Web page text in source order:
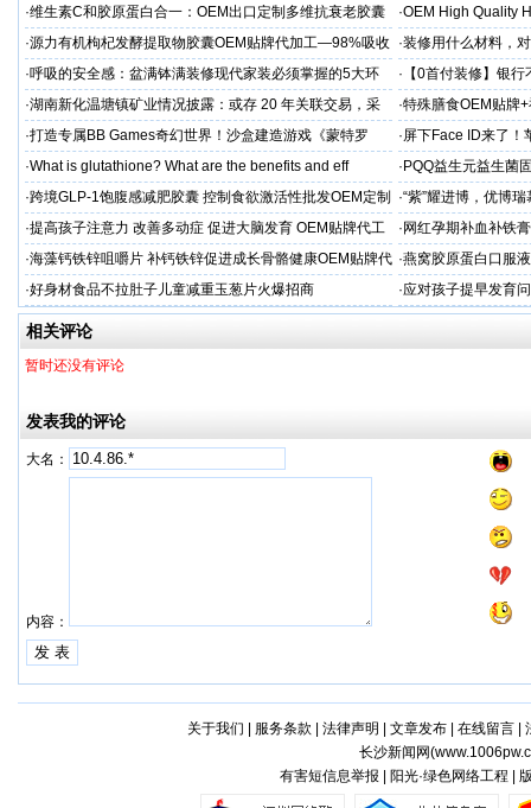
·维生素C和胶原蛋白合一：OEM出口定制多维抗衰老胶囊 ·OEM High Quality
·源力有机枸杞发酵提取物胶囊OEM贴牌代加工—98%吸收
率 免疫燃料
·装修用什么材料，
·呼吸的安全感：盆满钵满装修现代家装必须掌握的5大环
保准则
· 【0首付装修】银
贷，月供少还30%！
·湖南新化温塘镇矿业情况披露：或存 20 年关联交易，采
矿收益达 5.3 亿
·特殊膳食OEM贴牌
工厂家
·打造专属BB Games奇幻世界！沙盒建造游戏《蒙特罗
纳》带你走进小小世界
·屏下Face ID来了！
新潮流
·What is glutathione? What are the benefits and eff · PQQ益生元益生菌
粉贴牌代加工
·跨境GLP-1饱腹感减肥胶囊 控制食欲激活性批发OEM定制 ·“紫”耀进博，优博
·提高孩子注意力 改善多动症 促进大脑发育 OEM贴牌代工 · 网红孕期补血补铁
经验
·海藻钙铁锌咀嚼片 补钙铁锌促进成长骨骼健康OEM贴牌代
加工
·燕窝胶原蛋白口服
牌
·好身材食品不拉肚子儿童减重玉葱片火爆招商 ·应对孩子提早发育
答案
相关评论
暂时还没有评论
发表我的评论
大名：
内容：
关于我们 服务条款 法律声明 文章发布| 在线留言|
长沙新闻网(
有害短信息举报 | 阳光·绿色网络工程 |